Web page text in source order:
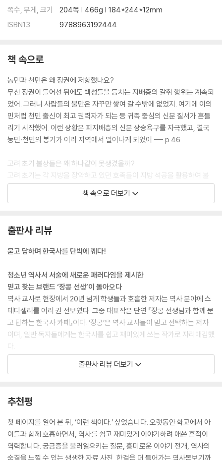
쪽수, 무게, 크기
204쪽 | 466g | 184*244*12mm
ISBN13
9788963192444
책 속으로
농민과 천민은 왜 정권에 저항했나요?
무신 정권이 들어선 뒤에도 백성들을 등치는 지배층의 갈취 행위는 계속되
었어. 그러니 사람들의 불만은 자꾸만 쌓여 갈 수밖에 없었지. 여기에 이의
민처럼 천민 출신이 최고 권력자가 되는 등 귀족 중심의 신분 질서가 흔들
리기 시작했어. 이런 상황은 피지배층의 신분 상승욕구를 자극했고, 결국
농민·천민의 봉기가 여러 지역에서 일어나게 되었어.--- p.46
고려 초기 불상들은 왜 하나같이 못생겼을까?
고려 초기는 각 지방을 장악하고 있던 호족들이 지방 석공을 활용하여 불
상을 제작했어. 물론 석굴암 불상과 같은 세련된 불상을 제작할 만한 재정
도 없었지. 현실이 이렇다 보니, 고려 초기 불상들은 못생긴 얼굴에 신체 불
찼던 사회 분위기를 짐작하게 해 주지.--- p.75
나라를 세운 태조 이성계는 유교를 국가 통치의 근본 원리로 삼고, 백성들
의 생활 안정을 위하여 농업을 장려하는 정책을 적극적으로 추진했어. 또
한 도읍을 한양으로 옮겨 새 왕조의 터전을 닦았어. 한양 천도는 고려의 본
거지인 개경을 떠난다는 상징적 의미를 담고 있는 동시에 수도가 한반도의
중앙에 자리 잡고 있어서 전국을 통치하기가 쉽고, 남쪽으로 한강이 흐르
고 있어서 교통이 편리하다는 이점도 있었어.--- p.86
사회 구조는 어떻게 변화되었나요?
조선 후기 사회는 신분제의 동요가 매우 심했던 시기였어. 하지만 양반의
수고 늘어나다 보니, 국가 재정이 고갈되었어. 왜냐고? 양반은 세금을 내
굳이 사려 했던 이유가 각종 세금의 부담에서 벗어나기 위해서였으니, 더
--- p.161
책 속으로 더보기
출판사 리뷰
묻고 답하며 한국사를 단박에 꿰다!
청소년 역사서 서술에 새로운 패러다임을 제시한
믿고 찾는 브랜드 ‘장콩 선생’이 돌아오다
역사 교사로 현장에서 20년 넘게 학생들과 호흡한 저자는 역사 분야에 스
테디셀러를 여러 권 선보였다. 그중 대표작은 단연 『장콩 선생님과 함께 묻
고 답하는 한국사 카페』이다. ‘장콩’은 역사 교사들이 믿고 선택하는 저자
이며, 일반 독자들에게는 한국사를 쉽고 재미있게 쓰는 작가로 자리매김했
다.
책이 처음 발행된 10년 전에는 청소년 역사서 분야에 통사를 입말체로 들
려주듯 서술한 역사책이 흔하지 않았다. 대체로 딱딱한 교과서적 기술이었
역사를 전달하기 위해 노력하던 수업 방식을 글로 옮긴 것으로, 초판 발행
10년에 맞추어 한국사의 큰 줄기 아래 촘촘하게 뻗어 있는 가지들을 하나
하나 탐색할 수 있도록 고민하며 개정증보판을 펴내게 되었다.
청소년 역사서 부분 부동의 스테디셀러!
출판사 리뷰 더보기
추천평
첫 페이지를 열어 본 뒤, ‘이런 책이다.’ 싶었습니다. 오랫동안 학교에서 아
이들과 함께 호흡하면서, 역사를 쉽고 재미있게 이야기하려 애쓴 흔적이
역력합니다. 궁금증을 불러일으키는 질문, 흥미로운 이야기 전개, 역사의
숨결을 느낄 수 있는 생생한 자료 사진, 한걸음 더 들어가는 역사돋보기까